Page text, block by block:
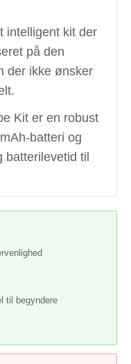
intelligent kit der
på den
der ikke ønsker
Kit er en robust
batteri og
batterilevetid til
til begyndere